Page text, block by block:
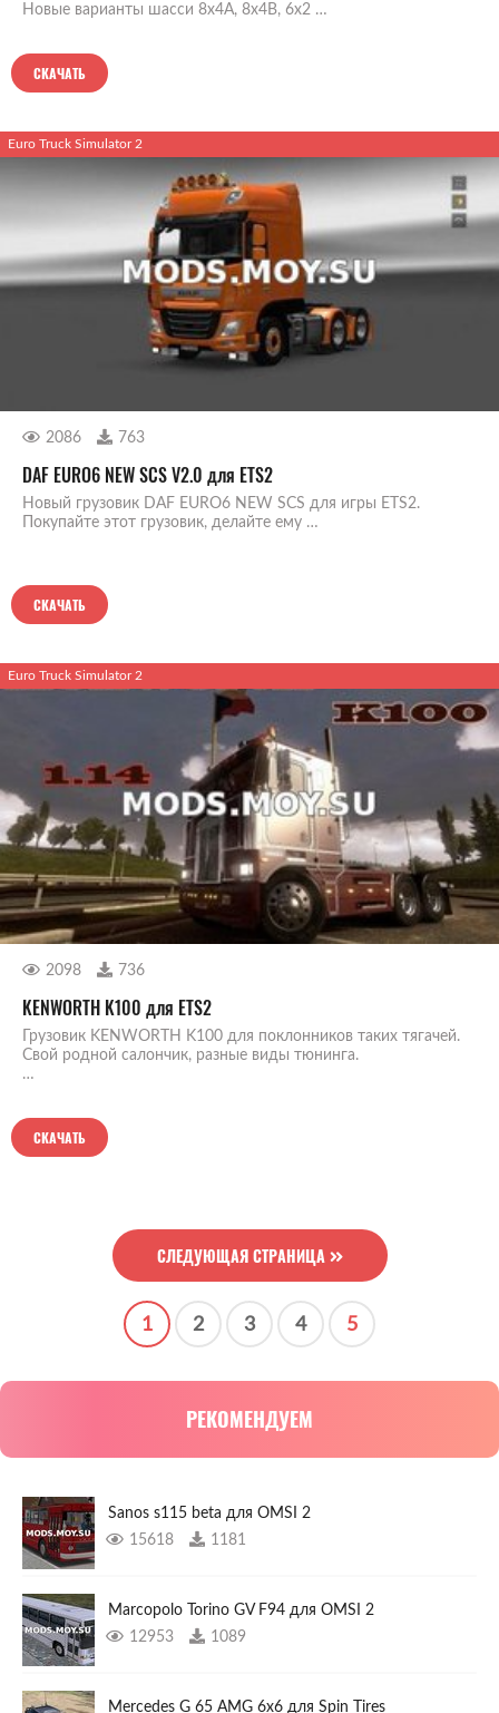
Новые варианты шасси 8x4A, 8x4B, 6x2 …
СКАЧАТЬ
Euro Truck Simulator 2
2086 763
DAF EURO6 NEW SCS V2.0 для ETS2
Новый грузовик DAF EURO6 NEW SCS для игры ETS2.
Покупайте этот грузовик, делайте ему …
СКАЧАТЬ
Euro Truck Simulator 2
2098 736
KENWORTH K100 для ETS2
Грузовик KENWORTH K100 для поклонников таких тягачей.
Свой родной салончик, разные виды тюнинга.
…
СКАЧАТЬ
СЛЕДУЮЩАЯ СТРАНИЦА
1 2 3 4 5
РЕКОМЕНДУЕМ
Sanos s115 beta для OMSI 2
15618
1181
Marcopolo Torino GV F94 для OMSI 2
12953
1089
Mercedes G 65 AMG 6x6 для Spin Tires